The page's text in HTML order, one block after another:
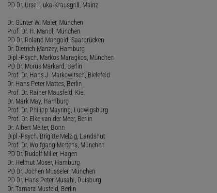
PD Dr. Ursel Luka-Krausgrill, Mainz
Dr. Günter W. Maier, München
Prof. Dr. H. Mandl, München
PD Dr. Roland Mangold, Saarbrücken
Dr. Dietrich Manzey, Hamburg
Dipl.-Psych. Markos Maragkos, München
PD Dr. Morus Markard, Berlin
Prof. Dr. Hans J. Markowitsch, Bielefeld
Dr. Hans Peter Mattes, Berlin
Prof. Dr. Rainer Mausfeld, Kiel
Dr. Mark May, Hamburg
Prof. Dr. Philipp Mayring, Ludwigsburg
Prof. Dr. Elke van der Meer, Berlin
Dr. Albert Melter, Bonn
Dipl.-Psych. Brigitte Melzig, Landshut
Prof. Dr. Wolfgang Mertens, München
PD Dr. Rudolf Miller, Hagen
Dr. Helmut Moser, Hamburg
PD Dr. Jochen Müsseler, München
PD Dr. Hans Peter Musahl, Duisburg
Dr. Tamara Musfeld, Berlin